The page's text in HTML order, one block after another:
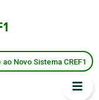
Novo Sistema CREF1
nº